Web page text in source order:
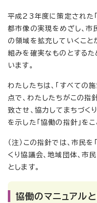
平成23年度に策定された
都市像の実現をめざし、市
の領域を拡充していくこと
組みを確実なものとする
います。
わたしたちは、「すべての
点で、わたしたちがこの指
致させ、協力してまちづく
を示した「協働の指針」をこ
（注）この指針では、市民
くり協議会、地域団体、市
とします。
協働のマニュアル